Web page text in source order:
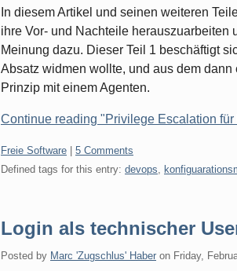
In diesem Artikel und seinen weiteren
ihre Vor- und Nachteile herauszuarbeiten
Meinung dazu. Dieser Teil 1 beschäftigt
Absatz widmen wollte, und aus dem
Prinzip mit einem Agenten.
Continue reading "Privilege Escalation
Categories:
Freie Software
5 Comments
Defined tags for this entry: devops,
Login als technischer
Posted by Marc 'Zugschlus' Haber on Friday,